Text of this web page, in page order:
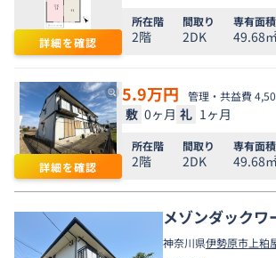
詳細を確認
所在階
2階
間取り
2DK
専有面積
49.68
詳細を確認
5.9万円 管理・共益費
敷 0ヶ月 礼 1ヶ月
所在階
2階
間取り
2DK
専有面積
49.68
メゾンダックワ
神奈川県伊勢原市上粕